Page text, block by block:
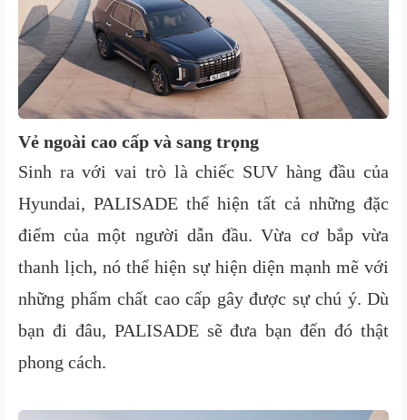
Vẻ ngoài cao cấp và sang trọng
Sinh ra với vai trò là chiếc SUV hàng đầu của
Hyundai, PALISADE thể hiện tất cả những đặc
điểm của một người dẫn đầu. Vừa cơ bắp vừa
thanh lịch, nó thể hiện sự hiện diện mạnh mẽ với
những phẩm chất cao cấp gây được sự chú ý. Dù
bạn đi đâu, PALISADE sẽ đưa bạn đến đó thật
phong cách.